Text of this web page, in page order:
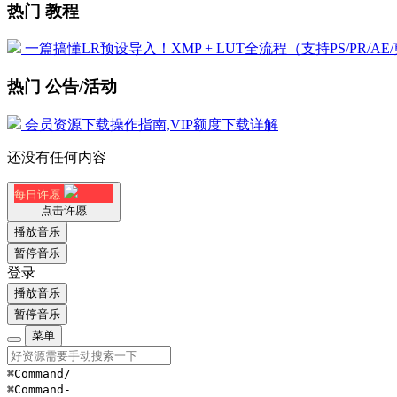
热门 教程
一篇搞懂LR预设导入！XMP + LUT全流程（支持PS/PR/AE/
热门 公告/活动
会员资源下载操作指南,VIP额度下载详解
还没有任何内容
每日许愿
点击许愿
播放音乐
暂停音乐
登录
播放音乐
暂停音乐
菜单
⌘Command /
⌘Command -